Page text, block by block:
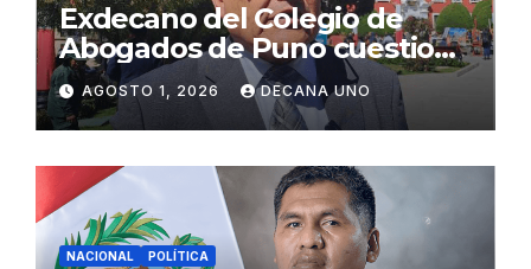
Exdecano del Colegio de
Abogados de Puno cuestiona
propuestas sobre seguridad
ciudadana
AGOSTO 1, 2026 DECANA UNO
NACIONAL POLÍTICA